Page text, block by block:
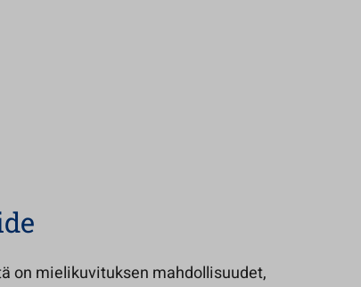
on mielikuvituksen mahdollisuudet,